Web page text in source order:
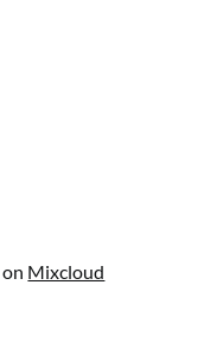
on Mixcloud